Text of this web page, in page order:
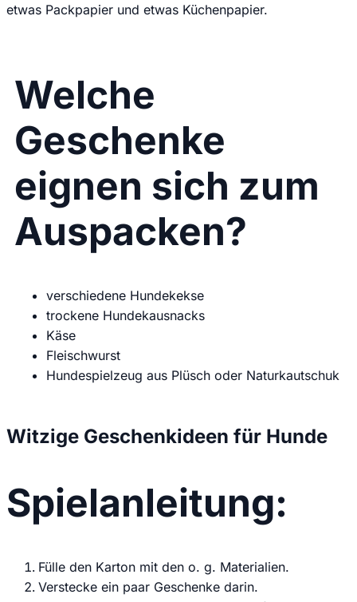
etwas Packpapier und etwas Küchenpapier.
Welche
Geschenke
eignen sich zum
Auspacken?
verschiedene Hundekekse
trockene Hundekausnacks
Käse
Fleischwurst
Hundespielzeug aus Plüsch oder Naturkautschuk
Witzige Geschenkideen für Hunde
Spielanleitung:
Fülle den Karton mit den o. g. Materialien.
Verstecke ein paar Geschenke darin.